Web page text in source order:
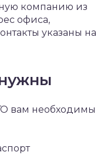
компанию из
офиса,
указаны на
вам необходимы